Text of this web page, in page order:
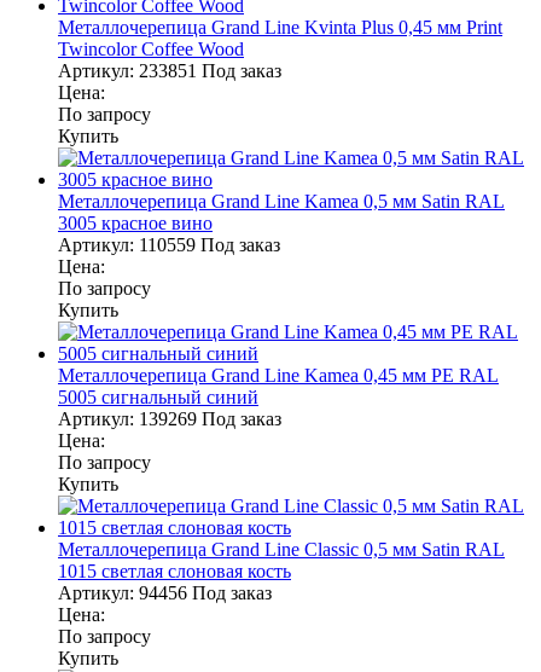
Металлочерепица Grand Line Kvinta Plus 0,45 мм Print
Twincolor Coffee Wood
Артикул: 233851 Под заказ
Цена:
По запросу
Купить
Металлочерепица Grand Line Kamea 0,5 мм Satin RAL
3005 красное вино
Артикул: 110559 Под заказ
Цена:
По запросу
Купить
Металлочерепица Grand Line Kamea 0,45 мм PE RAL
5005 сигнальный синий
Артикул: 139269 Под заказ
Цена:
По запросу
Купить
Металлочерепица Grand Line Classic 0,5 мм Satin RAL
1015 светлая слоновая кость
Артикул: 94456 Под заказ
Цена:
По запросу
Купить